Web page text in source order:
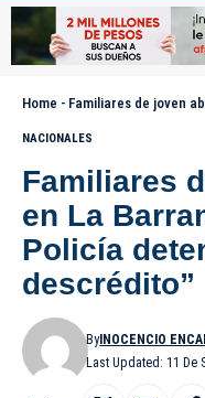
Home - Familiares de joven abatido en
NACIONALES
Familiares
en La
Policía
descrédito”
Last Updated: 11 De
ByINOCENCIO